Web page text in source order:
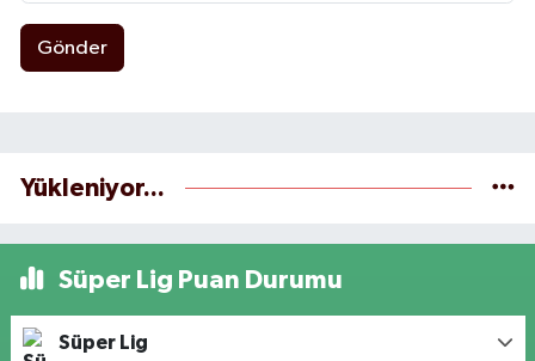
Gönder
Yükleniyor...
Süper Lig Puan Durumu
Süper Lig